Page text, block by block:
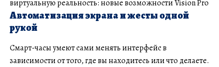
виртуальную реальность: новые возможности Vision Pro
Автоматизация экрана и жесты одной
рукой
Смарт-часы умеют сами менять интерфейс в
зависимости от того, где вы находитесь или что делаете.